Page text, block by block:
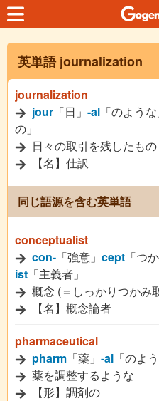
英単語 journalization
journalization
jour 「日」 -al 「のような
の」
日々の取引を残したもの
【名】仕訳
同じ語源を含む英単語
conceptualist
con- 「強意」 cept 「つ
ist 「主義者」
概念 (＝しっかりつかみ
【名】概念論者
pharmaceutical
pharm 「薬」 -al 「のよ
薬を調整するような
【形】調剤の